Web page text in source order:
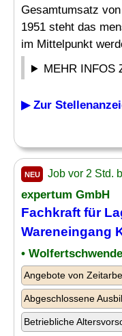
Gesamtumsatz
1951 steht das
im Mittelpunkt
MEHR INFOS
▶ Zur
NEU Job vor 2 Std.
expertum GmbH
Fachkraft für
Wareneingang
•
Angebote von
Abgeschlossene
Betriebliche